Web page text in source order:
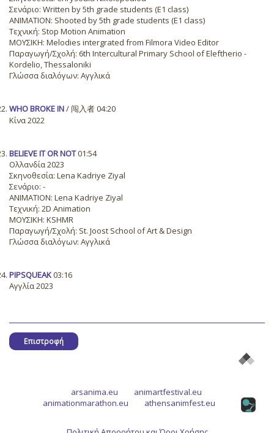
Σενάριο: Written by 5th grade students (E1 class)
ANIMATION: Shooted by 5th grade students (E1 class)
Τεχνική: Stop Motion Animation
ΜΟΥΣΙΚΗ: Melodies intergrated from Filmora Video Editor
Παραγωγή/Σχολή: 6th Intercultural Primary School of Eleftherio -
Kordelio, Thessaloniki
Γλώσσα διαλόγων: Αγγλικά
WHO BROKE IN/ 闯入者 04:20
Κίνα 2022
BELIEVE IT OR NOT01:54
Ολλανδία 2023
Σκηνοθεσία: Lena Kadriye Ziyal
Σενάριο: -
ANIMATION: Lena Kadriye Ziyal
Τεχνική: 2D Animation
ΜΟΥΣΙΚΗ: KSHMR
Παραγωγή/Σχολή: St. Joost School of Art & Design
Γλώσσα διαλόγων: Αγγλικά
PIPSQUEAK03:16
Αγγλία 2023
Επιστροφή
arsanima.eu
animartfestival.eu
animationmarathon.eu
athensanimfest.eu